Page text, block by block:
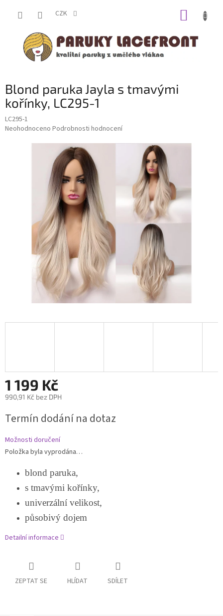
CZK
Blond paruka Jayla s tmavými
kořínky, LC295-1
LC295-1
Průměrné
Neohodnoceno Podrobnosti hodnocení
1 199 Kč
990,91 Kč bez DPH
cena:
Termín dodání na dotaz
Možnosti doručení
Položka byla vyprodána…
blond paruka,
s tmavými kořínky,
univerzální velikost,
působivý dojem
Detailní informace
ZEPTAT SE HLÍDAT SDÍLET